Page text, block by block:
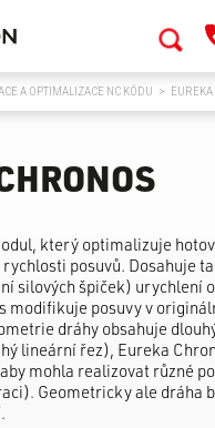
A OPTIMALIZACE NC KÓDU >
který optimalizuje
posuvů. Dosahuje
silových špiček) urychlení
modifikuje posuvy v
dráhy obsahuje
lineární řez), Eureka
mohla realizovat různé
Geometricky ale dráha